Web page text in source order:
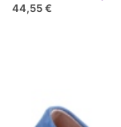
44,55 €